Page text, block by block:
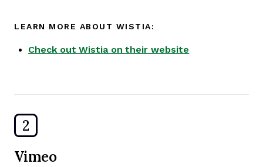
LEARN MORE ABOUT WISTIA:
Check out Wistia on their website
2
Vimeo